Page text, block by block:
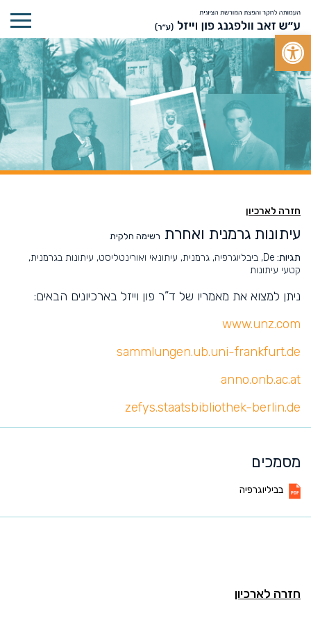
Open toolbar
חזרה לארכיון
עיתונות גרמנית ואחרת רשימה חלקית
תגיות:
De, ביבליוגרפיה, גרמנית, עיתונאי ואורינטליסט, עיתונות בגרמנית,
קטעי עיתונות
ניתן למצוא את מאמריו של ד”ר פון וייזל בארכיונים הבאים:
www.unz.com
sammlungen.ub.uni-frankfurt.de
anno.onb.ac.at
zefys.staatsbibliothek-berlin.de
מסמכים
בביליוגרפיה
חזרה לארכיון